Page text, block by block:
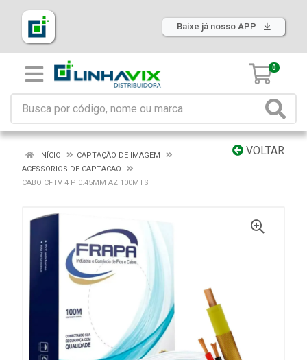
Baixe já nosso APP
0
VOLTAR
INÍCIO
CAPTAÇÃO DE IMAGEM
ACESSORIOS DE CAPTACAO
CABO CFTV 4 P 0.45MM AZ 100MTS